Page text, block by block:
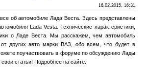
16.02.2015, 16:31
об автомобиле Лада Веста. Здесь представлены
Lada Vesta. Технические характеристики,
о Ладе Веста. Мы расскажем, чем автомобиль
от других авто марки ВАЗ, обо всем, что будет в
поучаствовать в форуме по обсуждению Лады
статьи! Подробнее на сайте.